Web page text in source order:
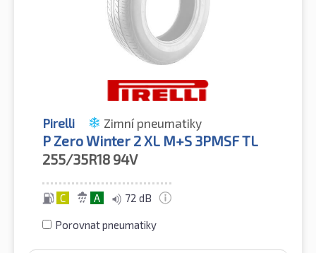
Pirelli Zimní pneumatiky
P Zero Winter 2 XL M+S 3PMSF TL
255/35R18 94V
C A 72 dB
Porovnat pneumatiky